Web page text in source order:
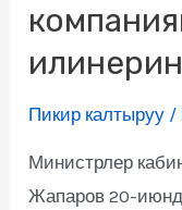
Пикир калтыруу /
Министрлер
Жапаров 20-